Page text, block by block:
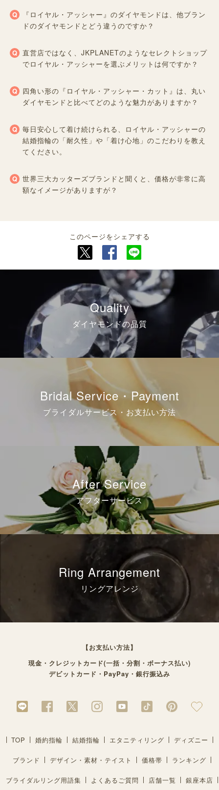
『ロイヤル・アッシャー』のダイヤモンドは、他ブラン
ドのダイヤモンドとどう違うのですか？
直営店ではなく、JKPLANETのようなセレクトショップ
でロイヤル・アッシャーを選ぶメリットは何ですか？
四角い形の『ロイヤル・アッシャー・カット』は、丸い
ダイヤモンドと比べてどのような魅力がありますか？
毎日安心して着け続けられる、ロイヤル・アッシャーの
結婚指輪の「耐久性」や「着け心地」のこだわりを教え
てください。
世界三大カッターズブランドと聞くと、価格が非常に高
額なイメージがありますが？
このページをシェアする
Quality
ダイヤモンドの品質
Bridal Service・Payment
ブライダルサービス・お支払い方法
After Service
アフターサービス
Ring Arrangement
リングアレンジ
【お支払い方法】
現金・クレジットカード(一括・分割・ボーナス払い)
デビットカード・PayPay・銀行振込み
TOP 婚約指輪 結婚指輪 エタニティリング ディズニー
ブランド デザイン・素材・テイスト 価格帯 ランキング
ブライダルリング用語集 よくあるご質問 店舗一覧 銀座本店